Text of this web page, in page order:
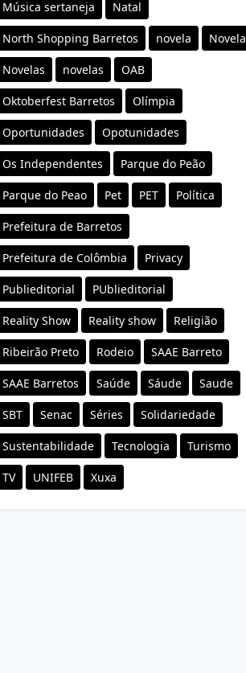
Música sertaneja Natal
North Shopping Barretos novela Novela
Novelas novelas OAB
Oktoberfest Barretos Olímpia
Oportunidades Opotunidades
Os Independentes Parque do Peão
Parque do Peao Pet PET Política
Prefeitura de Barretos
Prefeitura de Colômbia Privacy
Publieditorial PUblieditorial
Reality Show Reality show Religião
Ribeirão Preto Rodeio SAAE Barreto
SAAE Barretos Saúde Sáude Saude
SBT Senac Séries Solidariedade
Sustentabilidade Tecnologia Turismo
TV UNIFEB Xuxa